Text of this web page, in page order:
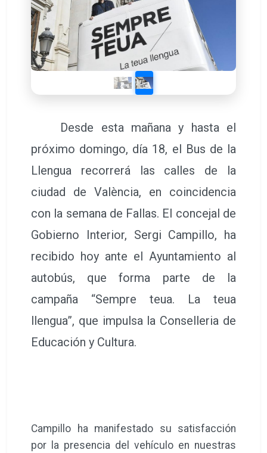
Desde esta mañana y hasta el
próximo domingo, día 18, el Bus de la
Llengua recorrerá las calles de la
ciudad de València, en coincidencia
con la semana de Fallas. El concejal de
Gobierno Interior, Sergi Campillo, ha
recibido hoy ante el Ayuntamiento al
autobús, que forma parte de la
campaña “Sempre teua. La teua
llengua”, que impulsa la Conselleria de
Educación y Cultura.
Campillo ha manifestado su satisfacción
por la presencia del vehículo en nuestras